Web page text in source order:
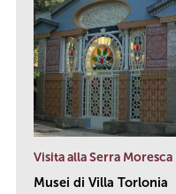
Visita alla Serra Moresca
Musei di Villa Torlonia